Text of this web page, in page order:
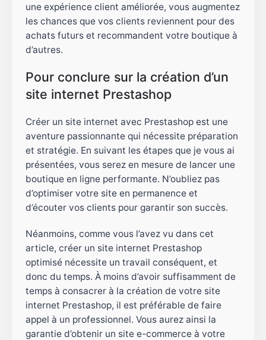
une expérience client améliorée, vous augmentez
les chances que vos clients reviennent pour des
achats futurs et recommandent votre boutique à
d’autres.
Pour conclure sur la création d’un
site internet Prestashop
Créer un site internet avec Prestashop est une
aventure passionnante qui nécessite préparation
et stratégie. En suivant les étapes que je vous ai
présentées, vous serez en mesure de lancer une
boutique en ligne performante. N’oubliez pas
d’optimiser votre site en permanence et
d’écouter vos clients pour garantir son succès.
Néanmoins, comme vous l’avez vu dans cet
article, créer un site internet Prestashop
optimisé nécessite un travail conséquent, et
donc du temps. À moins d’avoir suffisamment de
temps à consacrer à la création de votre site
internet Prestashop, il est préférable de faire
appel à un professionnel. Vous aurez ainsi la
garantie d’obtenir un site e-commerce à votre